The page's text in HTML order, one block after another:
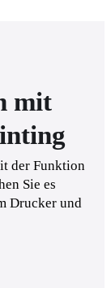
mit
der Funktion
Sie es
Drucker und